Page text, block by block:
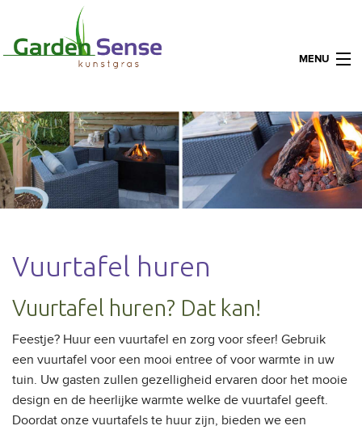
MENU
Vuurtafel huren
Vuurtafel huren? Dat kan!
Feestje? Huur een vuurtafel en zorg voor sfeer! Gebruik
een vuurtafel voor een mooi entree of voor warmte in uw
tuin. Uw gasten zullen gezelligheid ervaren door het mooie
design en de heerlijke warmte welke de vuurtafel geeft.
Doordat onze vuurtafels te huur zijn, bieden we een